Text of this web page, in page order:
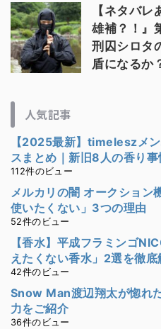
【ネタバ
雄補？！』
刑囚シロタ
盾になるか
人気記事
【2025最新】timeleszメ
スまとめ｜新旧8人の香り
112件のビュー
メルカリの闇 オークション
使いたくない」3つの理由
52件のビュー
【香水】平成フラミンゴ
えたくない香水」2選を徹底
42件のビュー
Snow Man渡辺翔太が惚れ
力をご紹介
36件のビュー